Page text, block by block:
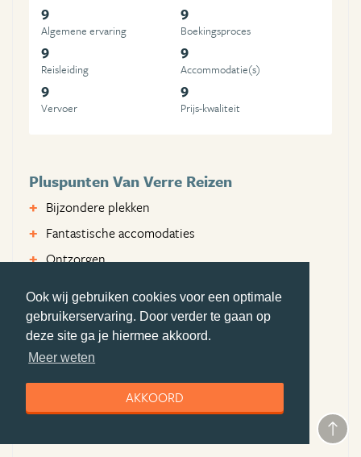
Ook wij gebruiken cookies voor een optimale
gebruikerservaring. Door verder te gaan op
deze site ga je hiermee akkoord.
Meer weten
AKKOORD
9
Algemene ervaring
9
Boekingsproces
9
Reisleiding
9
Accommodatie(s)
9
Vervoer
9
Prijs-kwaliteit
Pluspunten Van Verre Reizen
Bijzondere plekken
Fantastische accomodaties
Ontzorgen
Minpunten Van Verre Reizen
Geen
Bezochte landen
Sri Lanka
Thailand